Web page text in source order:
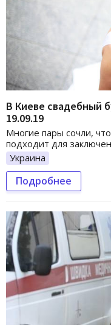
В Киеве свадебный
19.09.19
Многие пары сочли,
подходит для
Украина
Подробнее